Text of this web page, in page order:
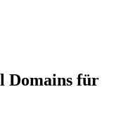
Domains für